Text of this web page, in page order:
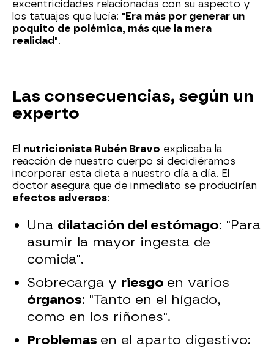
excentricidades relacionadas con su aspecto y
los tatuajes que lucía: "Era más por generar un
poquito de polémica, más que la mera
realidad".
Las consecuencias, según un
experto
El nutricionista Rubén Bravo explicaba la
reacción de nuestro cuerpo si decidiéramos
incorporar esta dieta a nuestro día a día. El
doctor asegura que de inmediato se producirían
efectos adversos:
Una dilatación del estómago: "Para
asumir la mayor ingesta de
comida".
Sobrecarga y riesgo en varios
órganos: "Tanto en el hígado,
como en los riñones".
Problemas en el aparto digestivo: